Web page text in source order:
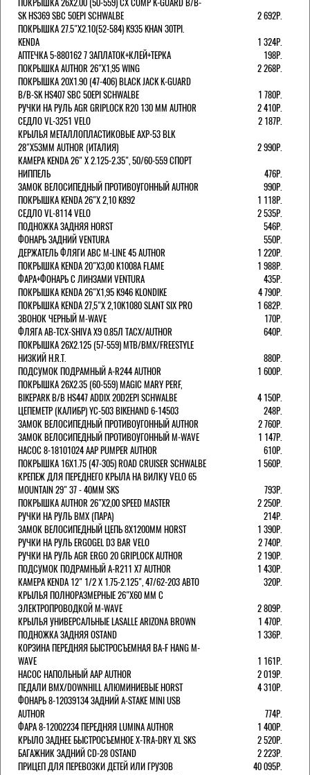
SK HS369 SBC 50EPI SCHWALBE
2 692Р.
ПОКРЫШКА 27.5"Х2.10(52-584) K935 KHAN 30TPI.
KENDA
1 324Р.
АПТЕЧКА 5-880162 7 ЗАПЛАТОК+КЛЕЙ+ТЕРКА
198Р.
ПОКРЫШКА AUTHOR 26"Х1,95 WING
2 268Р.
ПОКРЫШКА 20X1.90 (47-406) BLACK JACK K-GUARD
B/B-SK HS407 SBC 50EPI SCHWALBE
1 780Р.
РУЧКИ НА РУЛЬ AGR GRIPLOCK R20 130 ММ AUTHOR
2 410Р.
СЕДЛО VL-3251 VELO
2 187Р.
КРЫЛЬЯ МЕТАЛЛОПЛАСТИКОВЫЕ AXP-53 BLK
28"Х53ММ AUTHOR (ИТАЛИЯ)
2 990Р.
КАМЕРА KENDA 26" Х 2.125-2.35", 50/60-559 СПОРТ
НИППЕЛЬ
476Р.
ЗАМОК ВЕЛОСИПЕДНЫЙ ПРОТИВОУГОННЫЙ AUTHOR
990Р.
ПОКРЫШКА KENDA 26"Х 2,10 K892
1 118Р.
СЕДЛО VL-8114 VELO
2 535Р.
ПОДНОЖКА ЗАДНЯЯ HORST
546Р.
ФОНАРЬ ЗАДНИЙ VENTURA
550Р.
ДЕРЖАТЕЛЬ ФЛЯГИ АВС M-LINE 45 AUTHOR
1 220Р.
ПОКРЫШКА KENDA 20"Х3,00 K1008A FLAME
1 988Р.
ФАРА+ФОНАРЬ С ЛИНЗАМИ VENTURA
435Р.
ПОКРЫШКА KENDA 26"Х1,95 K946 KLONDIKE
4 790Р.
ПОКРЫШКА KENDA 27,5"Х 2,10K1080 SLANT SIX PRO
1 682Р.
ЗВОНОК ЧЕРНЫЙ M-WAVE
170Р.
ФЛЯГА AB-TCX-SHIVA X9 0.85Л TACX/AUTHOR
640Р.
ПОКРЫШКА 26X2.125 (57-559) MTB/BMX/FREESTYLE
НИЗКИЙ H.R.T.
880Р.
ПОДСУМОК ПОДРАМНЫЙ A-R244 AUTHOR
1 600Р.
ПОКРЫШКА 26X2.35 (60-559) MAGIC MARY PERF,
BIKEPARK B/B HS447 ADDIX 20D2EPI SCHWALBE
4 150Р.
ЦЕПЕМЕТР (КАЛИБР) YC-503 BIKEHAND 6-14503
248Р.
ЗАМОК ВЕЛОСИПЕДНЫЙ ПРОТИВОУГОННЫЙ AUTHOR
2 760Р.
ЗАМОК ВЕЛОСИПЕДНЫЙ ПРОТИВОУГОННЫЙ M-WAVE
1 147Р.
НАСОС 8-18101024 AAP PUMPER AUTHOR
610Р.
ПОКРЫШКА 16X1.75 (47-305) ROAD CRUISER SCHWALBE
1 560Р.
КРЕПЕЖ ДЛЯ ПЕРЕДНЕГО КРЫЛА НА ВИЛКУ VELO 65
MOUNTAIN 29" 37 - 40ММ SKS
793Р.
ПОКРЫШКА AUTHOR 26"Х2,00 SPEED MASTER
2 250Р.
РУЧКИ НА РУЛЬ BMX (ПАРА)
214Р.
ЗАМОК ВЕЛОCИПЕДНЫЙ ЦЕПЬ 8Х1200ММ HORST
1 390Р.
РУЧКИ НА РУЛЬ ERGOGEL D3 BAR VELO
2 740Р.
РУЧКИ НА РУЛЬ AGR ERGO 20 GRIPLOCK AUTHOR
2 190Р.
ПОДСУМОК ПОДРАМНЫЙ A-R211 X7 AUTHOR
1 430Р.
КАМЕРА KENDA 12" 1/2 Х 1.75-2.125", 47/62-203 АВТО
320Р.
КРЫЛЬЯ ПОЛНОРАЗМЕРНЫЕ 26"Х60 ММ С
ЭЛЕКТРОПРОВОДКОЙ M-WAVE
2 809Р.
КРЫЛЬЯ УНИВЕРСАЛЬНЫЕ LASALLE ARIZONA BROWN
1 470Р.
ПОДНОЖКА ЗАДНЯЯ OSTAND
1 336Р.
КОРЗИНА ПЕРЕДНЯЯ БЫСТРОСЪЕМНАЯ BA-F HANG M-
WAVE
1 161Р.
НАСОС НАПОЛЬНЫЙ AAP AUTHOR
2 019Р.
ПЕДАЛИ BMX/DOWNHILL АЛЮМИНИЕВЫЕ HORST
4 310Р.
ФОНАРЬ 8-12039134 ЗАДНИЙ A-STAKE MINI USB
AUTHOR
774Р.
ФАРА 8-12002234 ПЕРЕДНЯЯ LUMINA AUTHOR
1 400Р.
КРЫЛО ЗАДНЕЕ БЫСТРОСЪЕМНОЕ X-TRA-DRY XL SKS
2 520Р.
БАГАЖНИК ЗАДНИЙ CD-28 OSTAND
2 223Р.
ПРИЦЕП ДЛЯ ПЕРЕВОЗКИ ДЕТЕЙ ИЛИ ГРУЗОВ
40 095Р.